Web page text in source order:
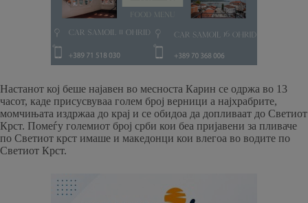
Настанот кој беше најавен во месноста Карин се одржа во 13
часот, каде присусвуваа голем број верници а најхрабрите,
момчињата издржаа до крај и се обидоа да допливаат до Светиот
Крст. Помеѓу големиот број срби кои беа пријавени за пливаче
по Светиот крст имаше и македонци кои влегоа во водите по
Светиот Крст.